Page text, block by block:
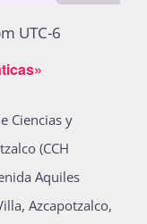
UTC-6
Ciencias y
(CCH
Aquiles
Azcapotzalco,